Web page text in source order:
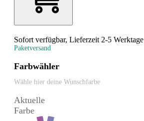
Sofort verfügbar, Lieferzeit 2-5 Werktage
Paketversand
Farbwähler
Wähle hier deine Wunschfarbe
Aktuelle
Farbe